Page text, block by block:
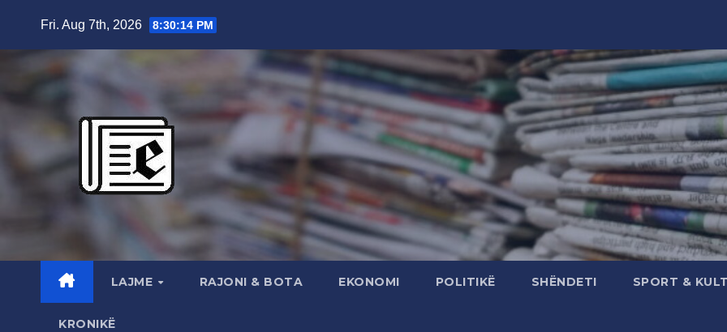
Fri. Aug 7th, 2026 8:30:15 PM
LAJME RAJONI & BOTA EKONOMI POLITIKË SHËNDETI SPORT &
KRONIKË